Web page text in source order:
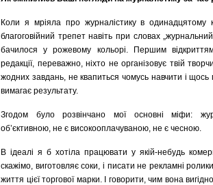
Коли я мріяла про журналістику в одинадцятому
благоговійний трепет навіть при словах
бачилося у рожевому кольорі. Першим
редакції, переважно, ніхто не організовує твій
жодних завдань, не квапиться чомусь навчити і
вимагає результату.
Згодом було розвінчано мої основні міфи:
об’єктивною, не є високооплачуваною, не є чесною.
В ідеалі я б хотіла працювати у якій-небудь
скажімо, виготовляє соки, і писати не рекламні
життя цієї торгової марки. І говорити, чим вона